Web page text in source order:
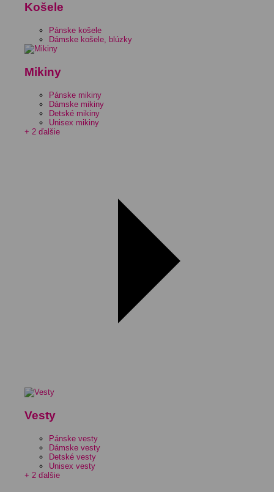
Košele
Pánske košele
Dámske košele, blúzky
Mikiny
Pánske mikiny
Dámske mikiny
Detské mikiny
Unisex mikiny
+ 2 ďalšie
Vesty
Pánske vesty
Dámske vesty
Detské vesty
Unisex vesty
+ 2 ďalšie